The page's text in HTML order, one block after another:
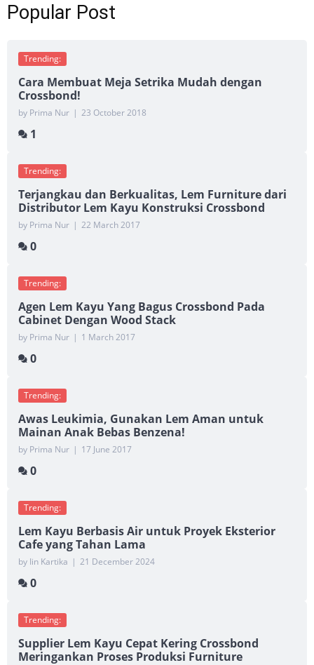
Popular Post
Trending:
Cara Membuat Meja Setrika Mudah dengan
Crossbond!
by Prima Nur | 23 October 2018
1
Trending:
Terjangkau dan Berkualitas, Lem Furniture dari
Distributor Lem Kayu Konstruksi Crossbond
by Prima Nur | 22 March 2017
0
Trending:
Agen Lem Kayu Yang Bagus Crossbond Pada
Cabinet Dengan Wood Stack
by Prima Nur | 1 March 2017
0
Trending:
Awas Leukimia, Gunakan Lem Aman untuk
Mainan Anak Bebas Benzena!
by Prima Nur | 17 June 2017
0
Trending:
Lem Kayu Berbasis Air untuk Proyek Eksterior
Cafe yang Tahan Lama
by Iin Kartika | 21 December 2024
0
Trending:
Supplier Lem Kayu Cepat Kering Crossbond
Meringankan Proses Produksi Furniture